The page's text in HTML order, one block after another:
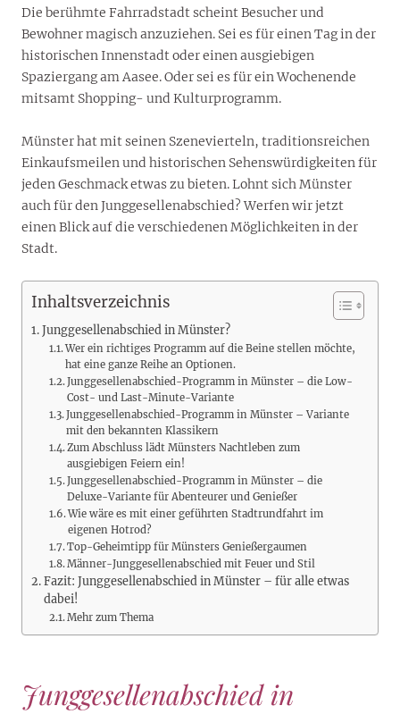
Die berühmte Fahrradstadt scheint Besucher und
Bewohner magisch anzuziehen. Sei es für einen Tag in der
historischen Innenstadt oder einen ausgiebigen
Spaziergang am Aasee. Oder sei es für ein Wochenende
mitsamt Shopping- und Kulturprogramm.
Münster hat mit seinen Szenevierteln, traditionsreichen
Einkaufsmeilen und historischen Sehenswürdigkeiten für
jeden Geschmack etwas zu bieten. Lohnt sich Münster
auch für den Junggesellenabschied? Werfen wir jetzt
einen Blick auf die verschiedenen Möglichkeiten in der
Stadt.
Inhaltsverzeichnis
Junggesellenabschied in Münster?
Wer ein richtiges Programm auf die Beine stellen möchte,
hat eine ganze Reihe an Optionen.
Junggesellenabschied-Programm in Münster – die Low-
Cost- und Last-Minute-Variante
Junggesellenabschied-Programm in Münster – Variante
mit den bekannten Klassikern
Zum Abschluss lädt Münsters Nachtleben zum
ausgiebigen Feiern ein!
Junggesellenabschied-Programm in Münster – die
Deluxe-Variante für Abenteurer und Genießer
Wie wäre es mit einer geführten Stadtrundfahrt im
eigenen Hotrod?
Top-Geheimtipp für Münsters Genießergaumen
Männer-Junggesellenabschied mit Feuer und Stil
Fazit: Junggesellenabschied in Münster – für alle etwas
dabei!
Mehr zum Thema
Junggesellenabschied in